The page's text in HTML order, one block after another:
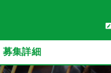
募集詳細